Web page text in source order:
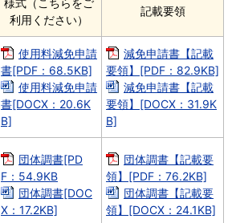
様式（こちらをご
利用ください）
記載要領
使用料減免申請
書[PDF：68.5KB]
使用料減免申請
書[DOCX：20.6K
B]
減免申請書【記載
要領】[PDF：82.9KB]
減免申請書【記載
要領】[DOCX：31.9K
B]
団体調書[PD
F：54.9KB
団体調書[DOC
X：17.2KB]
団体調書【記載要
領】[PDF：76.2KB]
団体調書【記載要
領】[DOCX：24.1KB]